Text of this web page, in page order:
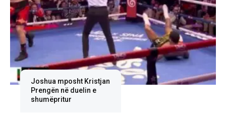
Joshua mposht Kristjan
Prengën në duelin e
shumëpritur